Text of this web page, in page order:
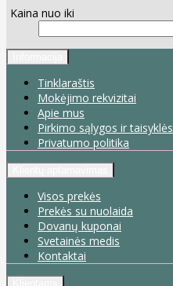
Kaina nuo iki
Tinklaraštis
Mokėjimo rekvizitai
Apie mus
Pirkimo sąlygos ir taisyklės
Privatumo politika
Visos prekės
Prekės su nuolaida
Dovanų kuponai
Svetainės medis
Kontaktai